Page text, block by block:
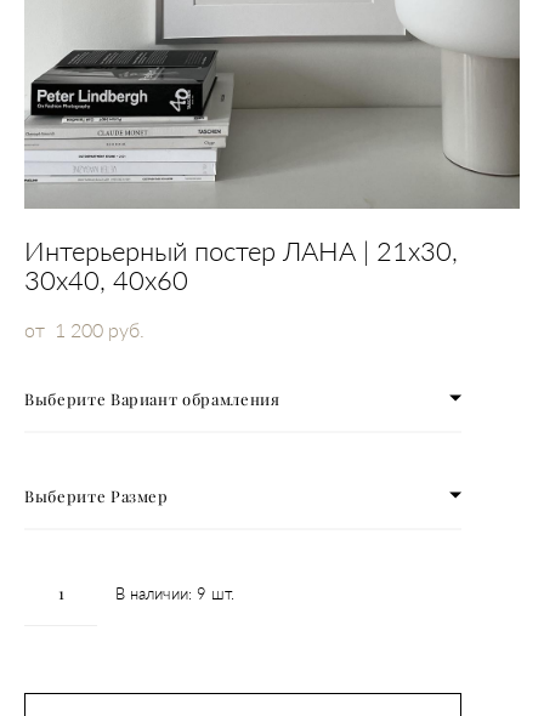
Интерьерный постер ЛАНА | 21x30,
30х40, 40x60
от 1 200 pуб.
Выберите Вариант обрамления
Выберите Размер
В наличии: 9 шт.